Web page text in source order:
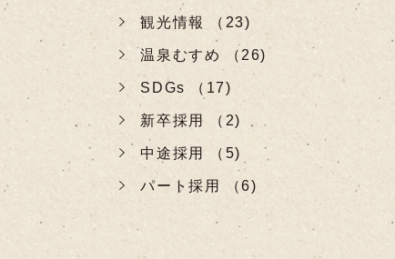
観光情報 （23)
温泉むすめ （26)
SDGs （17)
新卒採用 （2)
中途採用 （5)
パート採用 （6)